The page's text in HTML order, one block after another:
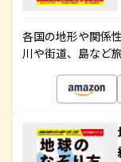
各国の地形や関係
川や街道、島など